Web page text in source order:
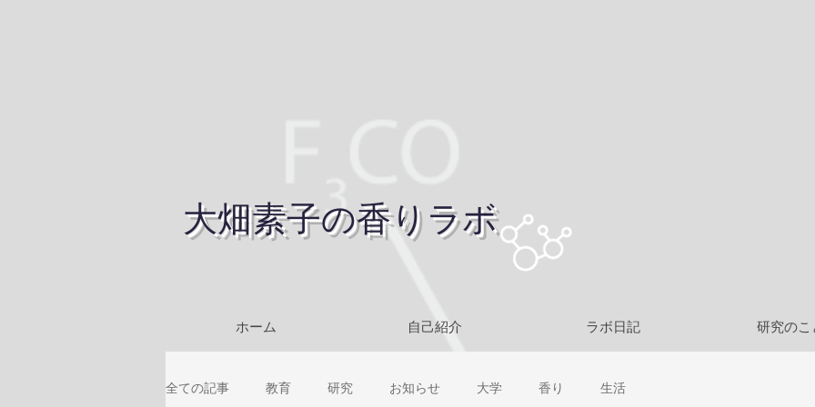
大畑素子の香りラボ
ホーム 自己紹介 ラボ日記 研究のこ
全ての記事 教育 研究 お知らせ 大学 香り 生活